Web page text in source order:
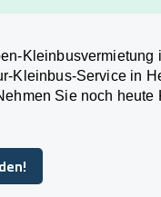
Kleinbusvermietung
Kleinbus-Service in
Sie noch heute